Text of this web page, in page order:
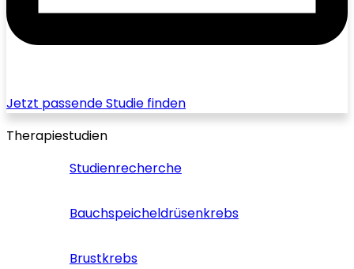
Jetzt passende Studie finden
Therapiestudien
Studienrecherche
Bauchspeicheldrüsenkrebs
Brustkrebs